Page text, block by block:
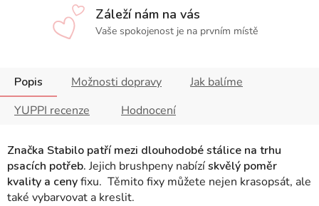
Záleží nám na vás
Vaše spokojenost je na prvním místě
Popis Možnosti dopravy
Jak balíme
YUPPI recenze
Hodnocení
Značka Stabilo patří mezi dlouhodobé stálice na trhu
psacích potřeb. Jejich brushpeny nabízískvělý poměr
kvality a cenyfixu. Těmito fixy můžete nejen krasopsát, ale
také vybarvovat a kreslit.